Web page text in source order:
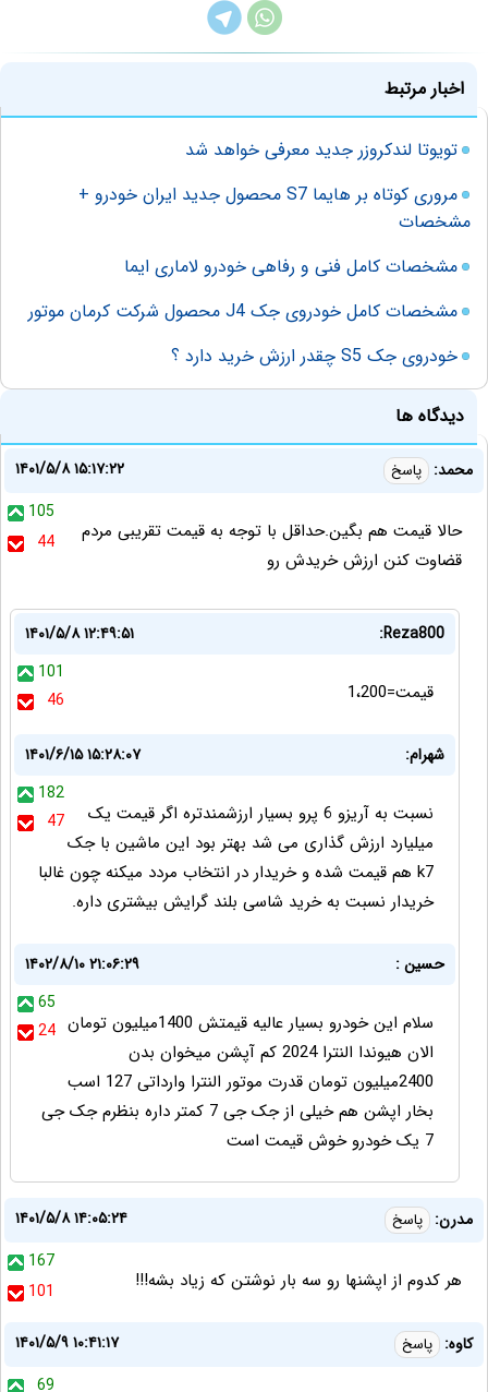
اخبار مرتبط
تویوتا لندکروزر جدید معرفی خواهد شد
مروری کوتاه بر هایما S7 محصول جدید ایران خودرو +
مشخصات
مشخصات کامل فنی و رفاهی خودرو لاماری ایما
مشخصات کامل خودروی جک J4 محصول شرکت کرمان موتور
خودروی جک S5 چقدر ارزش خرید دارد ؟
دیدگاه ها
محمد: پاسخ
۱۴۰۱/۵/۸ ۱۵:۱۷:۲۲
105
44
حالا قیمت هم بگین.حداقل با توجه به قیمت تقریبی مردم
قضاوت کنن ارزش خریدش رو
Reza800:
۱۴۰۱/۵/۸ ۱۲:۴۹:۵۱
101
46
قیمت=1،200
شهرام:
۱۴۰۱/۶/۱۵ ۱۵:۲۸:۰۷
182
47
نسبت به آریزو 6 پرو بسیار ارزشمندتره اگر قیمت یک
میلیارد ارزش گذاری می شد بهتر بود این ماشین با جک
k7 هم قیمت شده و خریدار در انتخاب مردد میکنه چون غالبا
خریدار نسبت به خرید شاسی بلند گرایش بیشتری داره.
حسین :
۱۴۰۲/۸/۱۰ ۲۱:۰۶:۲۹
65
24 سلام این خودرو بسیار عالیه قیمتش 1400میلیون تومان
الان هیوندا النترا 2024 کم آپشن میخوان بدن
2400میلیون تومان قدرت موتور النترا وارداتی 127 اسب
بخار اپشن هم خیلی از جک جی 7 کمتر داره بنظرم جک جی
7 یک خودرو خوش قیمت است
مدرن: پاسخ
۱۴۰۱/۵/۸ ۱۴:۰۵:۲۴
167
101
هر کدوم از اپشنها رو سه بار نوشتن که زیاد بشه!!!
کاوه: پاسخ
۱۴۰۱/۵/۹ ۱۰:۴۱:۱۷
69